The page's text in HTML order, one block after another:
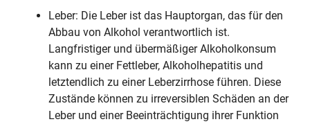
Leber: Die Leber ist das Hauptorgan, das für den
Abbau von Alkohol verantwortlich ist.
Langfristiger und übermäßiger Alkoholkonsum
kann zu einer Fettleber, Alkoholhepatitis und
letztendlich zu einer Leberzirrhose führen. Diese
Zustände können zu irreversiblen Schäden an der
Leber und einer Beeinträchtigung ihrer Funktion